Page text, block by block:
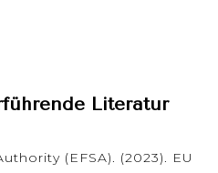
Literatur
(EFSA). (2023). EU